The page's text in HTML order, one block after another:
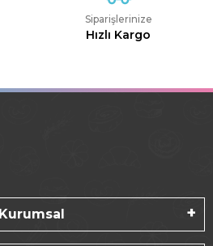
Siparişlerinize
Hızlı Kargo
Kurumsal